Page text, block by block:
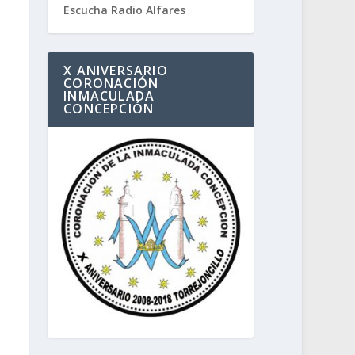
Escucha Radio Alfares
X ANIVERSARIO
CORONACIÓN
INMACULADA
CONCEPCIÓN